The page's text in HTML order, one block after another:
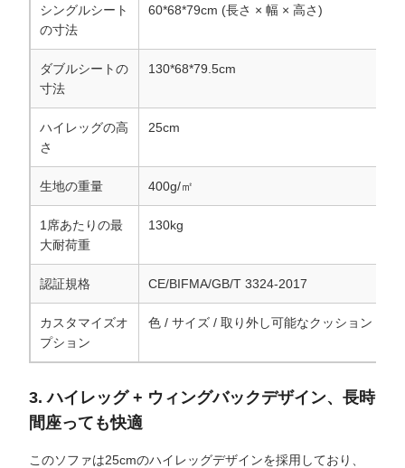
シングルシート
の寸法
60*68*79cm (長さ × 幅 × 高さ)
ダブルシートの
寸法
130*68*79.5cm
ハイレッグの高
さ
25cm
生地の重量 400g/㎡
1席あたりの最
大耐荷重
130kg
認証規格 CE/BIFMA/GB/T 3324-2017
カスタマイズオ
プション
色 / サイズ / 取り外し可能なクッション
3. ハイレッグ + ウィングバックデザイン、長時
間座っても快適
このソファは25cmのハイレッグデザインを採用しており、